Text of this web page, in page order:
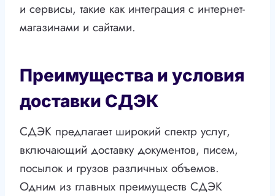
и сервисы, такие как интеграция с интернет-
магазинами и сайтами.
Преимущества и условия
доставки СДЭК
СДЭК предлагает широкий спектр услуг,
включающий доставку документов, писем,
посылок и грузов различных объемов.
Одним из главных преимуществ СДЭК